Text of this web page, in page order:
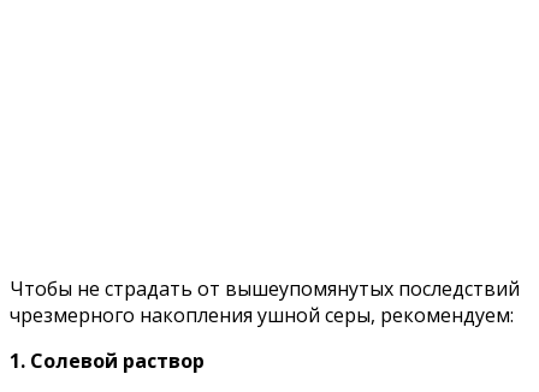
Чтобы не страдать от вышеупомянутых последствий
чрезмерного накопления ушной серы, рекомендуем:
1. Солевой раствор